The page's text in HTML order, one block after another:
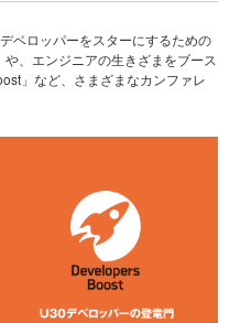
ベロッパーをスターにするための
、エンジニアの生きざまをブース
」など、さまざまなカンファレ